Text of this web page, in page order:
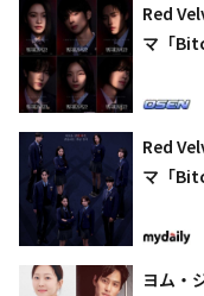
Red
マ「
Red
マ「
ヨム・